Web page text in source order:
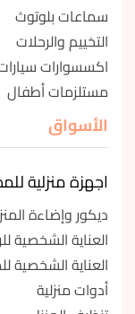
سماعات بلوتوث
التخييم والرحلات
اكسسوارات
مستلزمات أطفال
الأسواق
اجهزة منزلية
ديكور وإضاءة
العناية الشخصية
العناية الشخصية
أدوات منزلية